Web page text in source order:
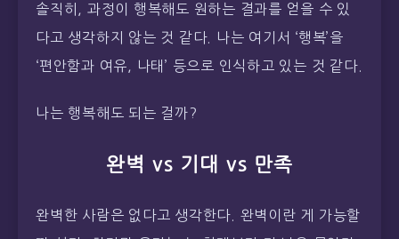
솔직히, 과정이 행복해도 원하는 결과를 얻을 수 있
다고 생각하지 않는 것 같다. 나는 여기서 ‘행복’을
‘편안함과 여유, 나태’ 등으로 인식하고 있는 것 같다.
나는 행복해도 되는 걸까?
완벽 vs 기대 vs 만족
완벽한 사람은 없다고 생각한다. 완벽이란 게 가능할